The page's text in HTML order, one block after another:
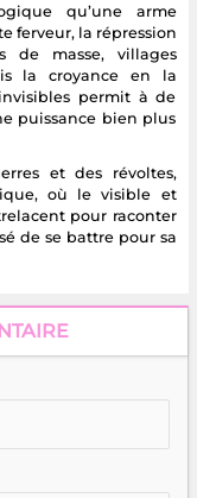
qu’une arme
ferveur, la répression
de masse, villages
la croyance en la
permit à de
puissance bien plus
et des révoltes,
où le visible et
pour raconter
de se battre pour sa